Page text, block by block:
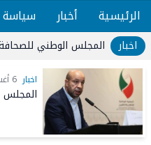
الرئيسية أخبار سياسة
اخبارالوطني للصحافة.. الذي نريد
اخبار 6 أغسطس 2026
المجلس